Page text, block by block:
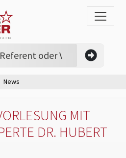
News
MIT
DR. HUBERT